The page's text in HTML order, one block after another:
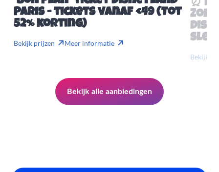
Paris - tickets vanaf €49 (tot
52% korting)
Bekijk prijzen Meer informatie
⏰
Bekijk
Bekijk alle aanbiedingen